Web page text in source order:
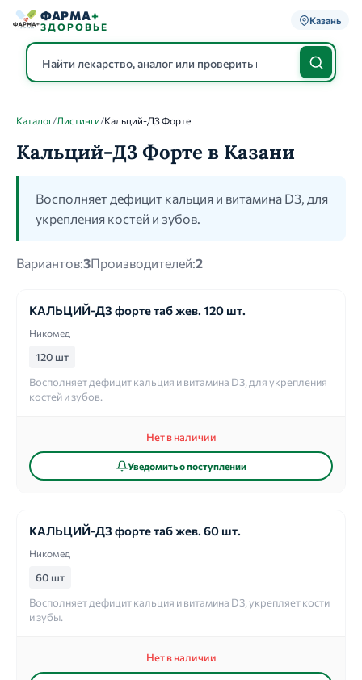
ФАРМА+
ЗДОРОВЬЕ
Казань
Каталог
Каталог/Листинги/Кальций-Д3 Форте
Кальций-Д3 Форте в Казани
Восполняет дефицит кальция и витамина D3, для
укрепления костей и зубов.
Вариантов:3Производителей:2
КАЛЬЦИЙ-Д3 форте таб жев. 120 шт.
Никомед
120 шт
Восполняет дефицит кальция и витамина D3, для укрепления
костей и зубов.
Нет в наличии
Уведомить о поступлении
КАЛЬЦИЙ-Д3 форте таб жев. 60 шт.
Никомед
60 шт
Восполняет дефицит кальция и витамина D3, укрепляет кости
и зубы.
Нет в наличии